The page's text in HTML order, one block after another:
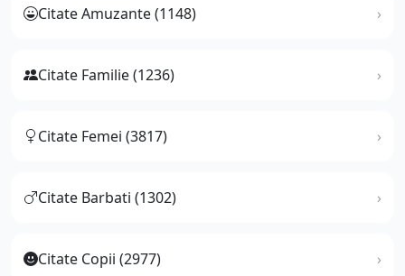
Citate Amuzante (1148)
Citate Familie (1236)
Citate Femei (3817)
Citate Barbati (1302)
Citate Copii (2977)